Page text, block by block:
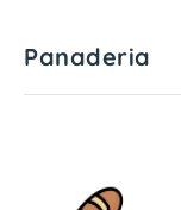
Panaderia